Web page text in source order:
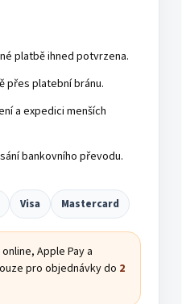
platbě ihned potvrzena.
přes platební bránu.
a expedici menších
bankovního převodu.
Visa Mastercard
Apple Pay a
pro objednávky do 2